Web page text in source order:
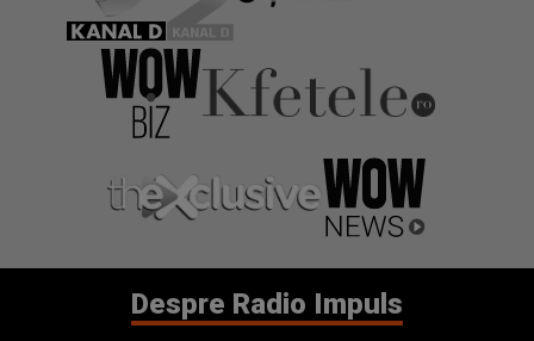
Despre Radio Impuls